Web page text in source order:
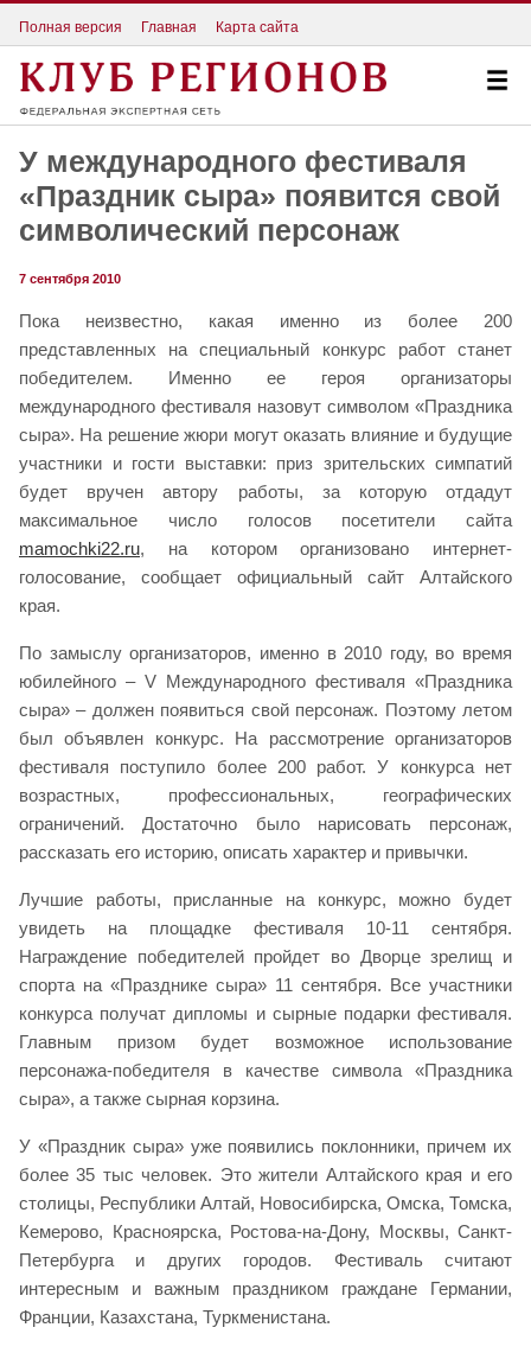
Полная версия Главная Карта сайта
У международного фестиваля
«Праздник сыра» появится свой
символический персонаж
7 сентября 2010
Пока неизвестно, какая именно из более 200
представленных на специальный конкурс работ станет
победителем. Именно ее героя организаторы
международного фестиваля назовут символом «Праздника
сыра». На решение жюри могут оказать влияние и будущие
участники и гости выставки: приз зрительских симпатий
будет вручен автору работы, за которую отдадут
максимальное число голосов посетители сайта
mamochki22.ru, на котором организовано интернет-
голосование, сообщает официальный сайт Алтайского
края.
По замыслу организаторов, именно в 2010 году, во время
юбилейного – V Международного фестиваля «Праздника
сыра» – должен появиться свой персонаж. Поэтому летом
был объявлен конкурс. На рассмотрение организаторов
фестиваля поступило более 200 работ. У конкурса нет
возрастных, профессиональных, географических
ограничений. Достаточно было нарисовать персонаж,
рассказать его историю, описать характер и привычки.
Лучшие работы, присланные на конкурс, можно будет
увидеть на площадке фестиваля 10-11 сентября.
Награждение победителей пройдет во Дворце зрелищ и
спорта на «Празднике сыра» 11 сентября. Все участники
конкурса получат дипломы и сырные подарки фестиваля.
Главным призом будет возможное использование
персонажа-победителя в качестве символа «Праздника
сыра», а также сырная корзина.
У «Праздник сыра» уже появились поклонники, причем их
более 35 тыс человек. Это жители Алтайского края и его
столицы, Республики Алтай, Новосибирска, Омска, Томска,
Кемерово, Красноярска, Ростова-на-Дону, Москвы, Санкт-
Петербурга и других городов. Фестиваль считают
интересным и важным праздником граждане Германии,
Франции, Казахстана, Туркменистана.